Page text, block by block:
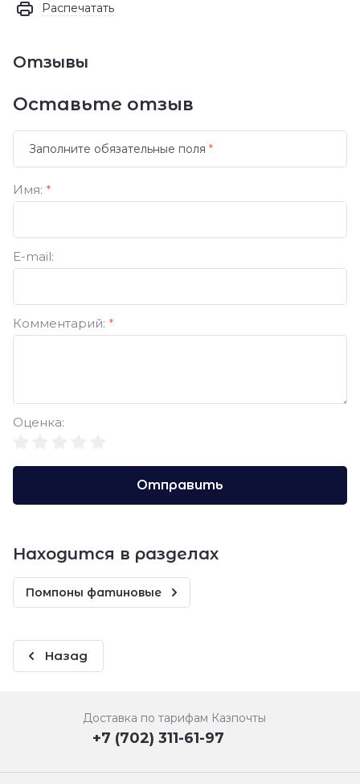
Распечатать
Отзывы
Оставьте отзыв
Заполните обязательные поля *
Имя: *
E-mail:
Комментарий: *
Оценка:
Отправить
Находится в разделах
Помпоны фатиновые
Назад
Доставка по тарифам Казпочты
+7 (702) 311-61-97